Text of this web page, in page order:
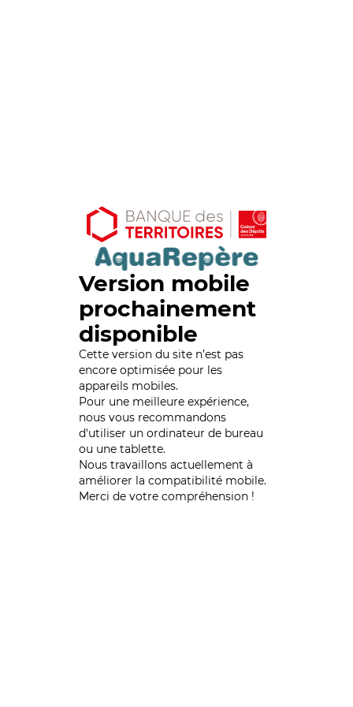
Version mobile
prochainement
disponible
Cette version du site n’est pas
encore optimisée pour les
appareils mobiles.
Pour une meilleure expérience,
nous vous recommandons
d'utiliser un ordinateur de bureau
ou une tablette.
Nous travaillons actuellement à
améliorer la compatibilité mobile.
Merci de votre compréhension !